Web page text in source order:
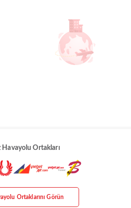
Havayolu Ortakları
Ortaklarını Görün